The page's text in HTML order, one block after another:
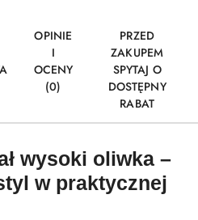
OPINIE
I
OCENY
(0)
PRZED
ZAKUPEM
SPYTAJ O
DOSTĘPNY
RABAT
wysoki oliwka –
w praktycznej